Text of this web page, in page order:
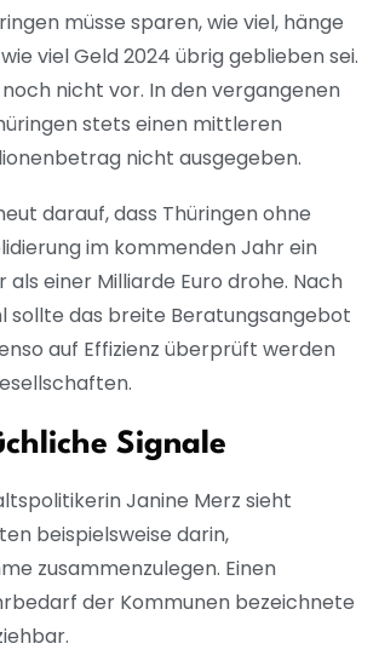
müsse sparen, wie viel, hänge
viel Geld 2024 übrig geblieben sei.
noch nicht vor. In den vergangenen
stets einen mittleren
nicht ausgegeben.
darauf, dass Thüringen ohne
im kommenden Jahr ein
als einer Milliarde Euro drohe. Nach
sollte das breite Beratungsangebot
auf Effizienz überprüft werden
Signale
Janine Merz sieht
beispielsweise darin,
zusammenzulegen. Einen
der Kommunen bezeichnete